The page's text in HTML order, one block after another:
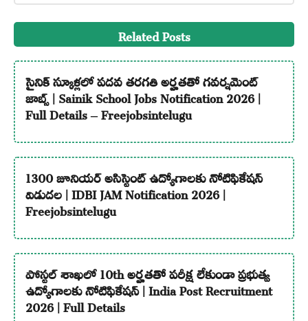
Related Posts
సైనిక్ స్కూళ్లలో పదవ తరగతి అర్హతతో గవర్నమెంట్
జాబ్స్ | Sainik School Jobs Notification 2026 |
Full Details – Freejobsintelugu
1300 జూనియర్ అసిస్టెంట్ ఉద్యోగాలకు నోటిఫికేషన్
విడుదల | IDBI JAM Notification 2026 |
Freejobsintelugu
పోస్టల్ శాఖలో 10th అర్హతతో పరీక్ష లేకుండా ప్రభుత్వ
ఉద్యోగాలకు నోటిఫికేషన్ | India Post Recruitment
2026 | Full Details